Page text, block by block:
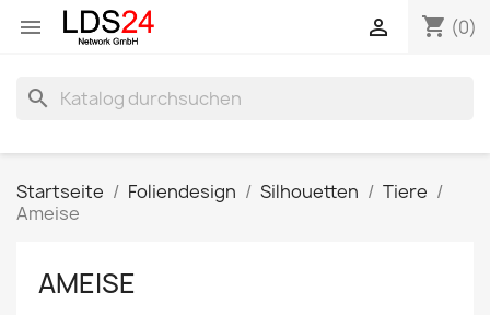
 shopping_cart (0)

search
Startseite Foliendesign Silhouetten
Tiere
Ameise
AMEISE